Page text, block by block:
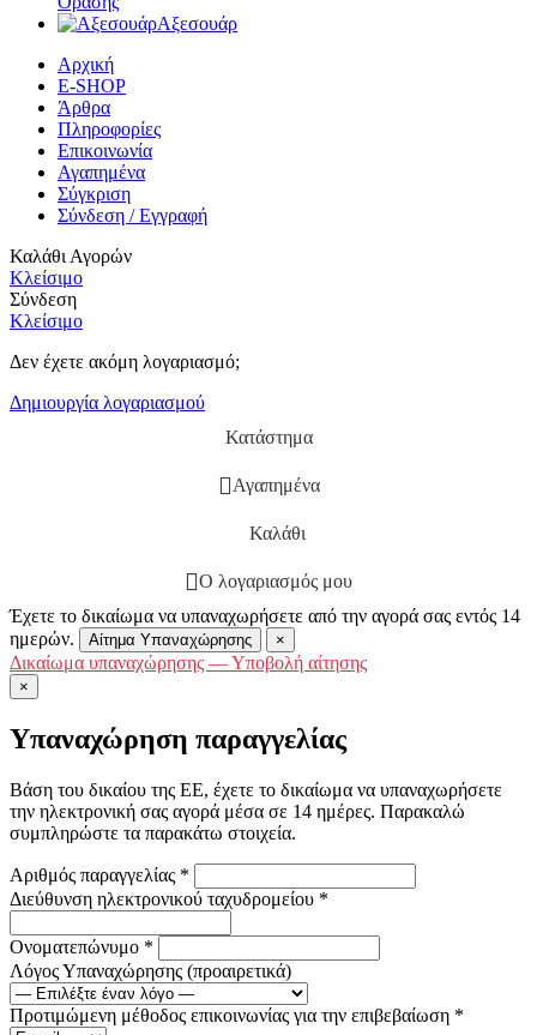
Αξεσουάρ
Αρχική
E-SHOP
Άρθρα
Πληροφορίες
Επικοινωνία
Αγαπημένα
Σύγκριση
Σύνδεση / Εγγραφή
Καλάθι Αγορών
Κλείσιμο
Σύνδεση
Κλείσιμο
Δεν έχετε ακόμη λογαριασμό;
Δημιουργία λογαριασμού
Κατάστημα
Αγαπημένα
Καλάθι
Ο λογαριασμός μου
Έχετε το δικαίωμα να υπαναχωρήσετε από την αγορά σας εντός 14
ημερών.
Αίτημα Υπαναχώρησης ×
Δικαίωμα υπαναχώρησης — Υποβολή αίτησης
×
Υπαναχώρηση παραγγελίας
Βάση του δικαίου της ΕΕ, έχετε το δικαίωμα να υπαναχωρήσετε
την ηλεκτρονική σας αγορά μέσα σε 14 ημέρες. Παρακαλώ
συμπληρώστε τα παρακάτω στοιχεία.
Αριθμός παραγγελίας *
Διεύθυνση ηλεκτρονικού ταχυδρομείου *
Ονοματεπώνυμο *
Λόγος Υπαναχώρησης (προαιρετικά)
Προτιμώμενη μέθοδος επικοινωνίας για την επιβεβαίωση *